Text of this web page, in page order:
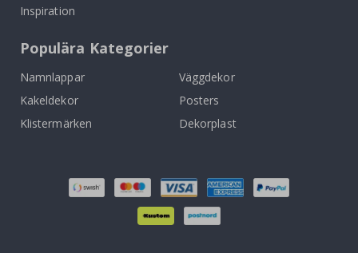
Inspiration
Populära Kategorier
Namnlappar
Väggdekor
Kakeldekor
Posters
Klistermärken
Dekorplast